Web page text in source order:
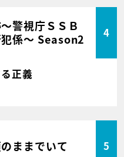
警視庁ＳＳＢ
犯係～ Season2
4
正義
ままでいて 5